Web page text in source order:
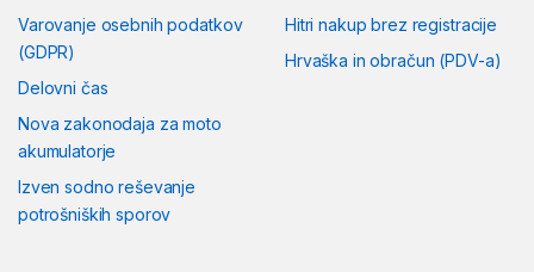
Varovanje osebnih podatkov
(GDPR)
Delovni čas
Nova zakonodaja za moto
akumulatorje
Izven sodno reševanje
potrošniških sporov
Hitri nakup brez registracije
Hrvaška in obračun (PDV-a)